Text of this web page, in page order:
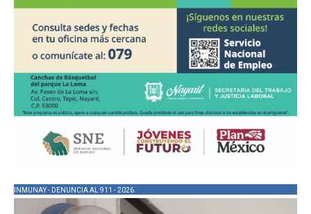
INMUNAY - DENUNCIA AL 911 - 2026